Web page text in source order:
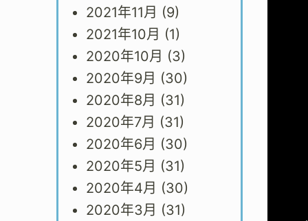
2021年11月 (9)
2021年10月 (1)
2020年10月 (3)
2020年9月 (30)
2020年8月 (31)
2020年7月 (31)
2020年6月 (30)
2020年5月 (31)
2020年4月 (30)
2020年3月 (31)